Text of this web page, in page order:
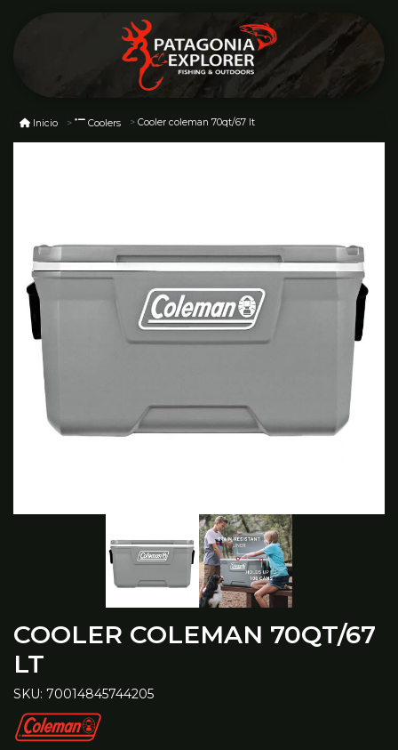
Inicio Coolers Cooler coleman 70qt/67 lt
COOLER COLEMAN 70QT/67
LT
SKU: 70014845744205